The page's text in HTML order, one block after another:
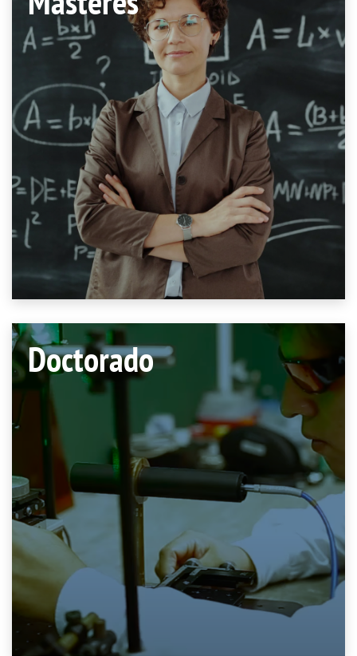
Doctorado